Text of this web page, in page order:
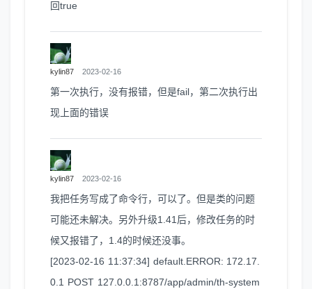
回true
kylin87 2023-02-16
第一次执行，没有报错，但是fail，第二次执行出
现上面的错误
kylin87 2023-02-16
我把任务写成了命令行，可以了。但是类的问题
可能还未解决。另外升级1.41后，修改任务的时
候又报错了，1.4的时候还没事。
[2023-02-16 11:37:34] default.ERROR: 172.17.
0.1 POST 127.0.0.1:8787/app/admin/th-system